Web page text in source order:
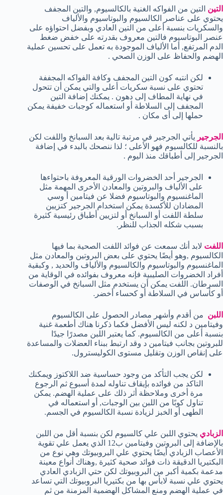
التين التين من الفواكه الغنية بالكالسيوم, والتين المجفف
يحتوي على عناصر الكالسيوم والبوتاسيوم والألياف
والسكريات بنسبة أعلى من التين العادي وبفضل احتواؤه على
عنصر البوتاسيوم فالتين معروف بقدرته على خفض ضغط
الدم المرتفع, أما الألياف الموجودة به تعمل على تحسين عملية
الهضم والحفاظ على الوزن الصحي .
لكن انتبه كون التين المجفف وكافة الفواكه المجففة
تحتوي على نسبة سكريات أعلى والتي يمكن أن تتحول
في نهاية المطاف إلى دهون . يمكنك إضافة التين
المجفف إلى السلاطة أو استعماله كوجبات خفيفة يمكن
حملها إلى أى مكان .
الجرجير يأتي الجرجير في مرتبة تالية بعد السبانخ واللفت لكن
بالنسبة للكالسيوم فهو الأعلى ؛ لذا ننصحك بالبدء في إضافة
الجرجير إلى أطباقك منذ اليوم .
الجرجير أحد الخضروات الورقية المعروفة باحتواءها
على الألياف والبروتين والمعادن الأخرى المهمة مثل
الماغنسيوم والبوتاسيوم فضلا عن فيتامين أ وسي
المضادان للأكسدة يمكن استخدام الجرجير كتزيين
سلطة اللفت أو السبانخ أو لتزيين أطباق رئيسية كثيرة
بسبب شكله الجذاب للنظر.
اللفت لابد أنك سمعت عن فوائد اللفت الصحية بما فيها
الكالسيوم ,وهو أيضًا يحتوي على بعض البروتين والمعادن مثل
الماغنسيوم والبوتاسيوم والكالسيوم والألياف والحديد , وكبقية
أفراد الخضروات الصليبية فإنه معروف بفوائده في الوقاية من
السرطان. اللفت يمكن أن يستخدم مثل السبانخ في الوصفات
أو كأساس في السلاطة أو كحساء أخضر.
اللبن من أقدم وأشهر مصادر الحصول على الكالسيوم
وفيتامين د لكنه ليس الأفضل فكما ذكرنا هناك أطعمة غنية
بنسبة أعلى من الكالسيوم. كما يعتبر اللبن مصدرًا جيدًا
للبروتين بجانب فيتامين د وقد ارتبط ببناء العضلات والمساعدة
على إنقاص الوزن وتقليل مستوى الكوليسترول.
لكن يجب التأكد من وجود حساسية ضد اللاكتوز ويمكنك
التاكد من فوائده بإيقاف تناوله لمدة أسبوع ثم الرجوع
مرة أخرى وملاحظة أثر ذلك على عملية الهضم. يمكن
تناول كوبًا من اللبن بين الوجبات, أو استعماله في
الطهى أو الخبز لزيادة نسبة الكالسيوم في الجسم.
الزبادي يحتوي اللبن علي كالسيوم لكن بنسبة أقل من اللبن
بالإضافة إلى البروتين وفيتامين ب12 الذي يعمل علي تقوية
الأعصاب الزبادي أيضًا يحتوي علي البروبيوتك وهي نوع من
البكتيريا الدقيقة ذات فوائد صحية كثيرة ,وهناك أنواع معينة
مدعمة بكمية أكبر من البروبيوتك لكن حتي الزبادي العادي
يحتوي علي نسبة لابأس بها من بكتيريا البروبيوتك التي تساعد
في عملية الهضم ومنع المشاكل الهضمية المزمنة من ثم